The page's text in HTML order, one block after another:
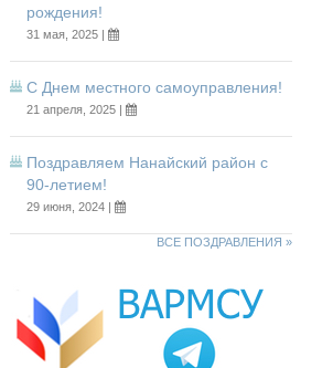
рождения!
31 мая, 2025 |
С Днем местного самоуправления!
21 апреля, 2025 |
Поздравляем Нанайский район с
90-летием!
29 июня, 2024 |
ВСЕ ПОЗДРАВЛЕНИЯ »